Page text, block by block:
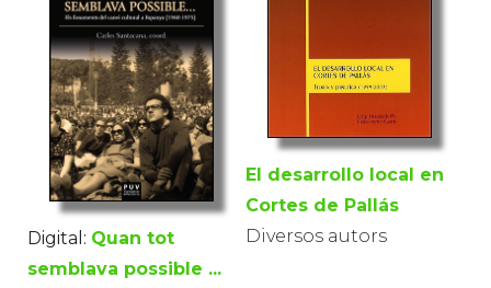
Digital: Quan tot
semblava possible ...
El desarrollo local en
Cortes de Pallás
Diversos autors